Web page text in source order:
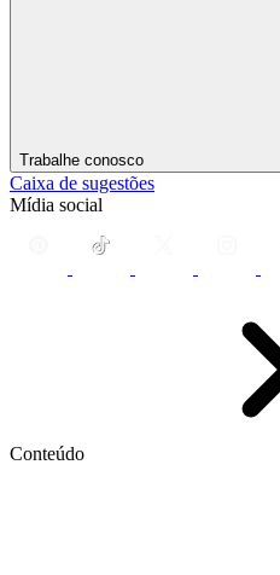
Trabalhe conosco
Caixa de sugestões
Mídia social
Conteúdo